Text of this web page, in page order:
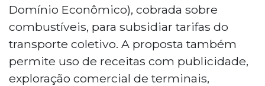
Domínio Econômico), cobrada sobre
combustíveis, para subsidiar tarifas do
transporte coletivo. A proposta também
permite uso de receitas com publicidade,
exploração comercial de terminais,